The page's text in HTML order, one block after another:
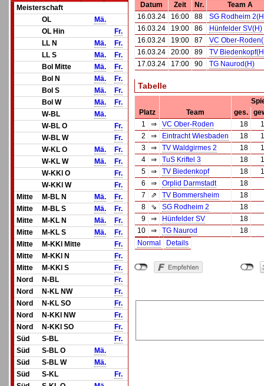
Meisterschaft
OL
Mä.
OL Hin
Fr.
LL N
Mä.
Fr.
LL S
Mä.
Fr.
Bol Mitte
Mä.
Fr.
Bol N
Mä.
Fr.
Bol S
Mä.
Fr.
Bol W
Mä.
Fr.
W-BL
Mä.
W-BL O
Fr.
W-BL W
Fr.
W-KL O
Mä.
Fr.
W-KL W
Mä.
Fr.
W-KKl O
Fr.
W-KKl W
Fr.
Mitte
M-BL N Mä.
Fr.
Mitte
M-BL S Mä.
Fr.
Mitte
M-KL N Mä.
Fr.
Mitte
M-KL S Mä.
Fr.
Mitte
M-KKl Mitte
Fr.
Mitte
M-KKl N
Fr.
Mitte
M-KKl S
Fr.
Nord
N-BL
Fr.
Nord
N-KL NW
Fr.
Nord
N-KL SO
Fr.
Nord
N-KKl NW
Fr.
Nord
N-KKl SO
Fr.
Süd
S-BL
Fr.
Süd
S-BL O
Mä.
Süd
S-BL W
Mä.
Süd
S-KL
Fr.
Datum Zeit Nr.
Team A
16.03.24
16:00 88
SG Rodheim
16.03.24
19:00 86
Hünfelder SV(H)
16.03.24
19:00 87
VC Ober-
16.03.24
20:00 89
TV
17.03.24
17:00 90 TG Naurod(H)
Tabelle
Platz
Team ges.
1
⇒ VC Ober-Roden 18
2
⇒ Eintracht Wiesbaden 18
3
⇒ TV Waldgirmes 2 18
4
⇒ TuS Kriftel 3 18
5
⇒ TV Biedenkopf 18
6
⇒ Orplid Darmstadt
18
7
⇗ TV Bommersheim
18
8
⇘ SG Rodheim 2
18
9
⇒ Hünfelder SV
18
10
⇒ TG Naurod
18
Normal
Details